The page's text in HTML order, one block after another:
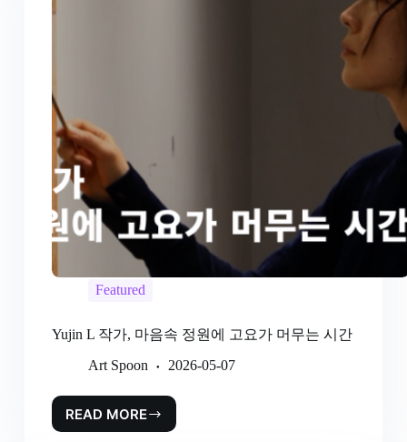
Featured
Yujin L 작가, 마음속 정원에 고요가 머무는 시간
Art Spoon 2026-05-07
READ MORE